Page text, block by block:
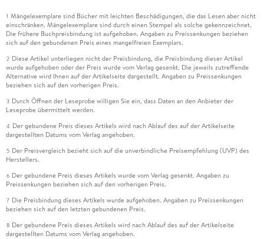
1 Mängelexemplare sind Bücher mit leichten Beschädigungen, die das Lesen aber nicht
einschränken. Mängelexemplare sind durch einen Stempel als solche gekennzeichnet.
Die frühere Buchpreisbindung ist aufgehoben. Angaben zu Preissenkungen beziehen
sich auf den gebundenen Preis eines mangelfreien Exemplars.
2 Diese Artikel unterliegen nicht der Preisbindung, die Preisbindung dieser Artikel
wurde aufgehoben oder der Preis wurde vom Verlag gesenkt. Die jeweils zutreffende
Alternative wird Ihnen auf der Artikelseite dargestellt. Angaben zu Preissenkungen
beziehen sich auf den vorherigen Preis.
3 Durch Öffnen der Leseprobe willigen Sie ein, dass Daten an den Anbieter der
Leseprobe übermittelt werden.
4 Der gebundene Preis dieses Artikels wird nach Ablauf des auf der Artikelseite
dargestellten Datums vom Verlag angehoben.
5 Der Preisvergleich bezieht sich auf die unverbindliche Preisempfehlung (UVP) des
Herstellers.
6 Der gebundene Preis dieses Artikels wurde vom Verlag gesenkt. Angaben zu
Preissenkungen beziehen sich auf den vorherigen Preis.
7 Die Preisbindung dieses Artikels wurde aufgehoben. Angaben zu Preissenkungen
beziehen sich auf den letzten gebundenen Preis.
8 Der gebundene Preis dieses Artikels wird nach Ablauf des auf der Artikelseite
dargestellten Datums vom Verlag angehoben.